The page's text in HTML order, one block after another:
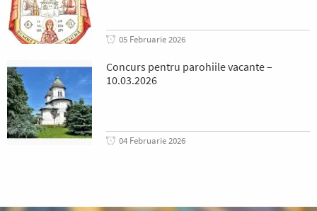
05 Februarie 2026
Concurs pentru parohiile vacante –
10.03.2026
04 Februarie 2026